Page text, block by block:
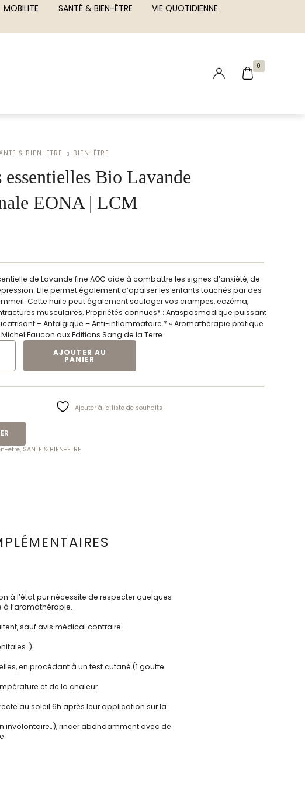
MOBILITE SANTÉ & BIEN-ÊTRE
VIE QUOTIDIENNE
0
& BIEN-ETRE BIEN-ÊTRE
essentielles Bio Lavande
EONA | LCM
de Lavande fine AOC aide à combattre les signes d’anxiété, de
Elle permet également d’apaiser les enfants touchés par des
Cette huile peut également soulager vos crampes, eczéma,
musculaires. Propriétés connues* : Antispasmodique puissant
– Antalgique – Anti-inflammatoire * « Aromathérapie pratique
Faucon aux Editions Sang de la Terre.
ESSENTIELLES BIO LAVANDE OFFICINALE EONA | LCM
AJOUTER AU
PANIER
Ajouter à la liste de souhaits
être, SANTE & BIEN-ETRE
à l’état pur nécessite de respecter quelques
à l’aromathérapie.
sauf avis médical contraire.
en procédant à un test cutané (1 goutte
et de la chaleur.
au soleil 6h après leur application sur la
involontaire…), rincer abondamment avec de